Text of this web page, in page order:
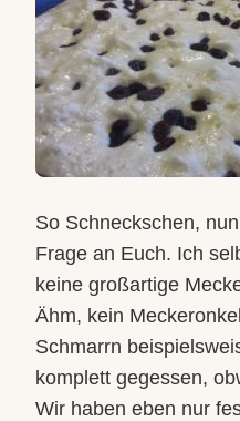
So Schneckschen,
Frage an Euch. Ich
keine großartige
Ähm, kein
Schmarrn
komplett gegessen,
Wir haben eben nur